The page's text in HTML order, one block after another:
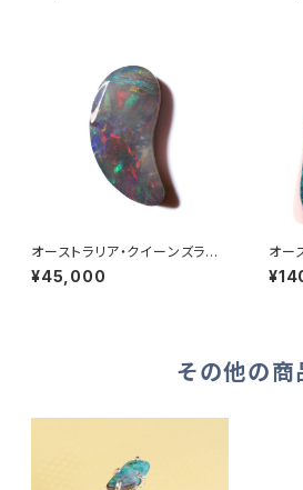
オーストラリア・クイーンズラン
ド産ボルダーオパール 2.70ct
¥45,000
オー
ド産
その他の商